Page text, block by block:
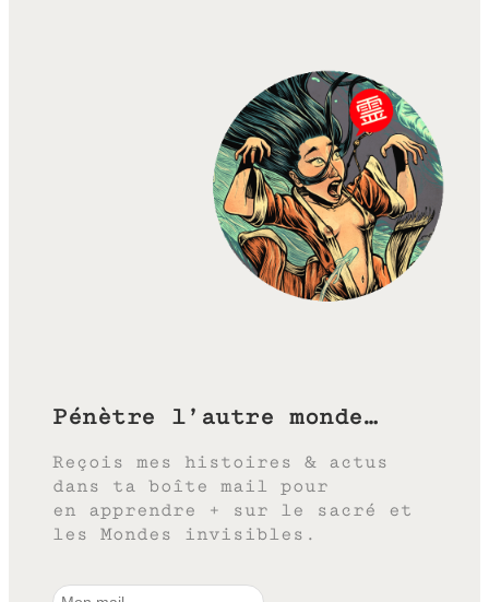
Pénètre l’autre monde…
Reçois mes histoires & actus
dans ta boîte mail pour
en apprendre + sur le sacré et
les Mondes invisibles.